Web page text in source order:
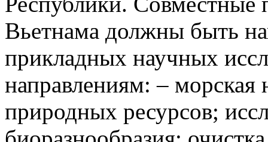
Вьетнама должны быть
прикладных научных
направлениям: – морская
природных ресурсов;